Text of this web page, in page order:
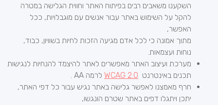
השקענו משאבים רבים בפיתוח האתר וחווית הגלישה במטרה
להקל על השימוש באתר עבור אנשים עם מוגבלויות, ככל
האפשר,
מתוך אמונה כי לכל אדם מגיעה הזכות לחיות בשוויון, כבוד,
נוחות ועצמאות.
מערכת ועיצוב האתר מאפשרים לאתר להיצמד להנחיות לנגישות
תכנים באינטרנט WCAG 2.0 לרמה AA .
חרף מאמצנו לאפשר גלישה באתר נגיש עבור כל דפי האתר,
יתכן ויתגלו דפים באתר שטרם הונגשו,